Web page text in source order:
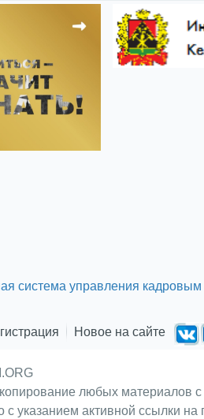
цифровое
Показать все теги
система управления кадровым
Новое на сайте
любых материалов
с указанием активной ссылки на